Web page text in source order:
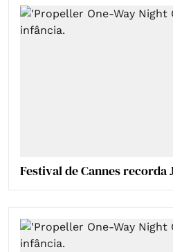
Festival de Cannes recorda